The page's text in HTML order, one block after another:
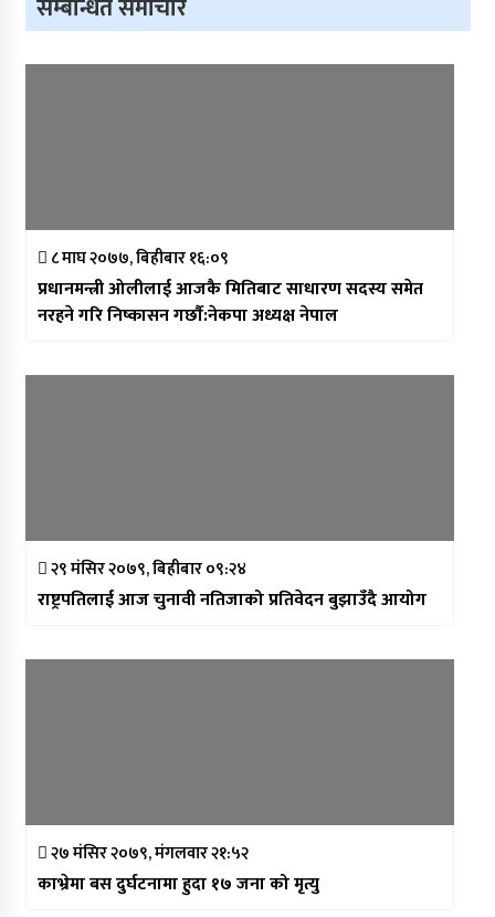
सम्बन्धित समाचार
८ माघ २०७७, बिहीबार १६:०९
प्रधानमन्त्री ओलीलाई आजकै मितिबाट साधारण सदस्य समेत
नरहने गरि निष्कासन गर्छाै:नेकपा अध्यक्ष नेपाल
२९ मंसिर २०७९, बिहीबार ०९:२४
राष्ट्रपतिलाई आज चुनावी नतिजाको प्रतिवेदन बुझाउँदै आयोग
२७ मंसिर २०७९, मंगलवार २१:५२
काभ्रेमा बस दुर्घटनामा हुदा १७ जना को मृत्यु